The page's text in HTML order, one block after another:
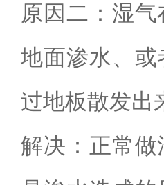
原因二：湿
地面渗水、
过地板散发出
解决：正常